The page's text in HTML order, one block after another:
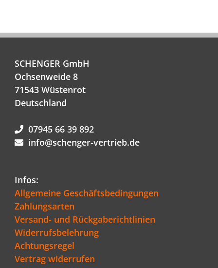
SCHENGER GmbH
Ochsenweide 8
71543 Wüstenrot
Deutschland
07945 66 39 892
info@schenger-vertrieb.de
Infos:
Allgemeine Geschäftsbedingungen
Zahlungsarten
Versand- und Rückgaberichtlinien
Widerrufsbelehrung
Achtungsregel
Vertrag widerrufen